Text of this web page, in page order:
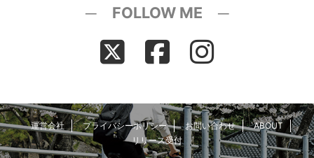
─ FOLLOW ME ─
運営会社 プライバシーポリシー お問い合わせ
ABOUT
リリース受付